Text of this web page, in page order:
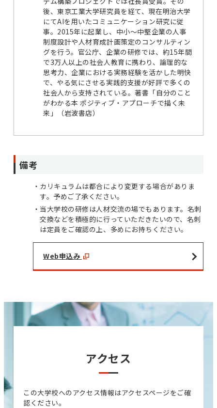
後、東京工業大学研究員を経て、現在明治大学
にてAIを用いたコミュニケーション研究に従
事。2015年に起業し、中小〜中堅企業の人事
制度設計や人材育成計画策定のコンサルティン
グを行う。官公庁、企業の研修では、約15年間
で3万人以上の社会人教育に携わり、論理的な
思考力、企業における実務経験を活かした明快
で、やる気にさせる実践的支援が好評で多くの
社会人から支持されている。著書「自分のこと
がわかる本 ポジティブ・アプローチで描く未
来」（岩波書店）
備考
カリキュラムは都合により変更する場合がありま
す。予めご了承ください。
当大学校の研修は人材交流の場でもあります。名刺
交換などを積極的に行っていただきたいので、名刺
は定員をご確認の上、多めにお持ちください。
Web申込み
アクセス
この大学校へのアクセス情報はアクセスページをご確
認ください。